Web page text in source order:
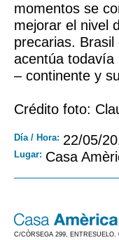
momentos se
mejorar el nivel
precarias.
acentúa
– continente y
Crédito foto:
Día / Hora: 22/05/
Lugar: Casa
C/CÒRSEGA 299, ENTRESUELO.